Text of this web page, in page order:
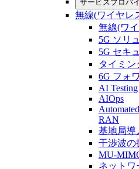
サービスプロバ
無線(ワイヤレ
無線(ワ
5G ソリ
5G セキ
タイミン
6G フォ
AI Testing
AIOps
RAN
基地局導
干渉波の
MU-
ネットワ